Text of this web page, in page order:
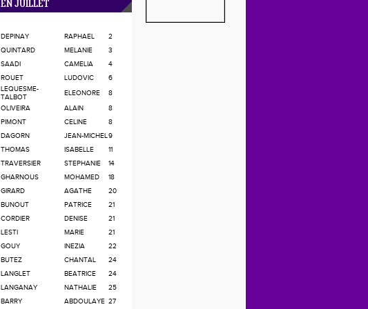
EN JUILLET
DEPINAY RAPHAEL
2
QUINTARD
MELANIE
3
SAADI
CAMELIA
4
ROUET
LUDOVIC
6
LEQUESME-
TALBOT
ELEONORE
8
OLIVEIRA
ALAIN
8
PIMONT
CELINE
8
DAGORN
JEAN-MICHEL9
THOMAS
ISABELLE
11
TRAVERSIER
STEPHANIE
14
GHARNOUS
MOHAMED
18
GIRARD
AGATHE
20
BUNOUT
PATRICE
21
CORDIER
DENISE
21
LESTI
MARIE
21
GOUY
INEZIA
22
BUTEZ
CHANTAL
24
LANGLET
BEATRICE
24
LANGANAY
NATHALIE
25
BARRY
ABDOULAYE 27